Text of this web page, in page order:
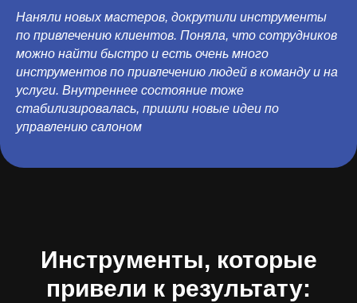
Наняли новых мастеров, докрутили инструменты
по привлечению клиентов. Поняла, что сотрудников
можно найти быстро и есть очень много
инструментов по привлечению людей в команду и на
услуги. Внутреннее состояние тоже
стабилизировалась, пришли новые идеи по
управлению салоном
Инструменты, которые
привели к результату: